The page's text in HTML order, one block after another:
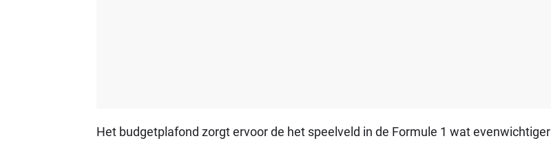
Het budgetplafond zorgt ervoor de het speelveld in de Formule 1 wat evenwichtiger